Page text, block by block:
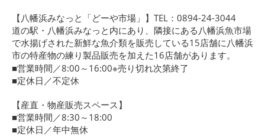
【八幡浜みなっと「どーや市場」】TEL：0894-24-3044
道の駅・八幡浜みなっと内にあり、隣接にある八幡浜魚市場
で水揚げされた新鮮な魚介類を販売している15店舗に八幡浜
市の特産物の練り製品販売を加えた16店舗があります。
■営業時間／8:00～16:00※売り切れ次第終了
■定休日／不定休
【産直・物産販売スペース】
■営業時間／8:30～18:00
■定休日／年中無休